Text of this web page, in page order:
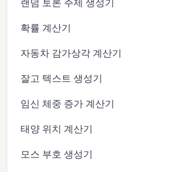
확률 계산기
자동차 감가상각 계산기
잘고 텍스트 생성기
임신 체중 증가 계산기
태양 위치 계산기
모스 부호 생성기